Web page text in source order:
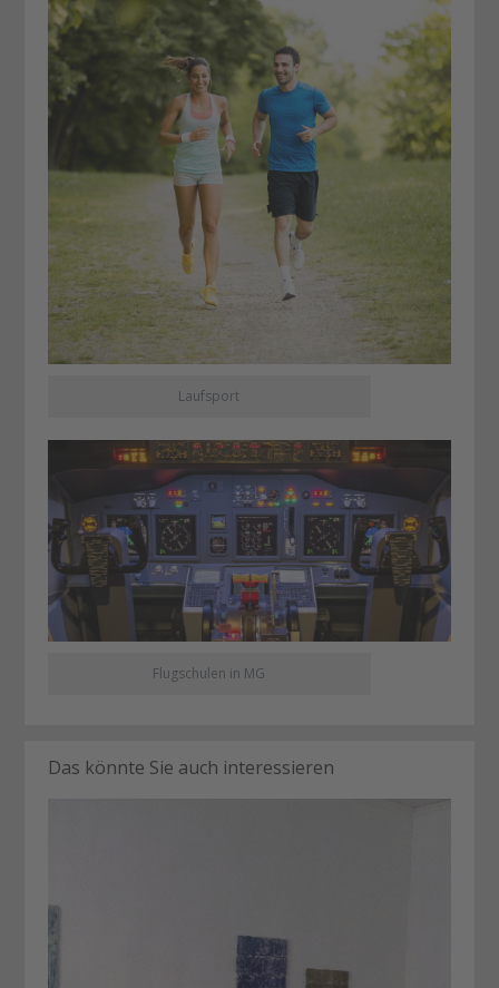
Laufsport
Flugschulen in MG
Das könnte Sie auch interessieren